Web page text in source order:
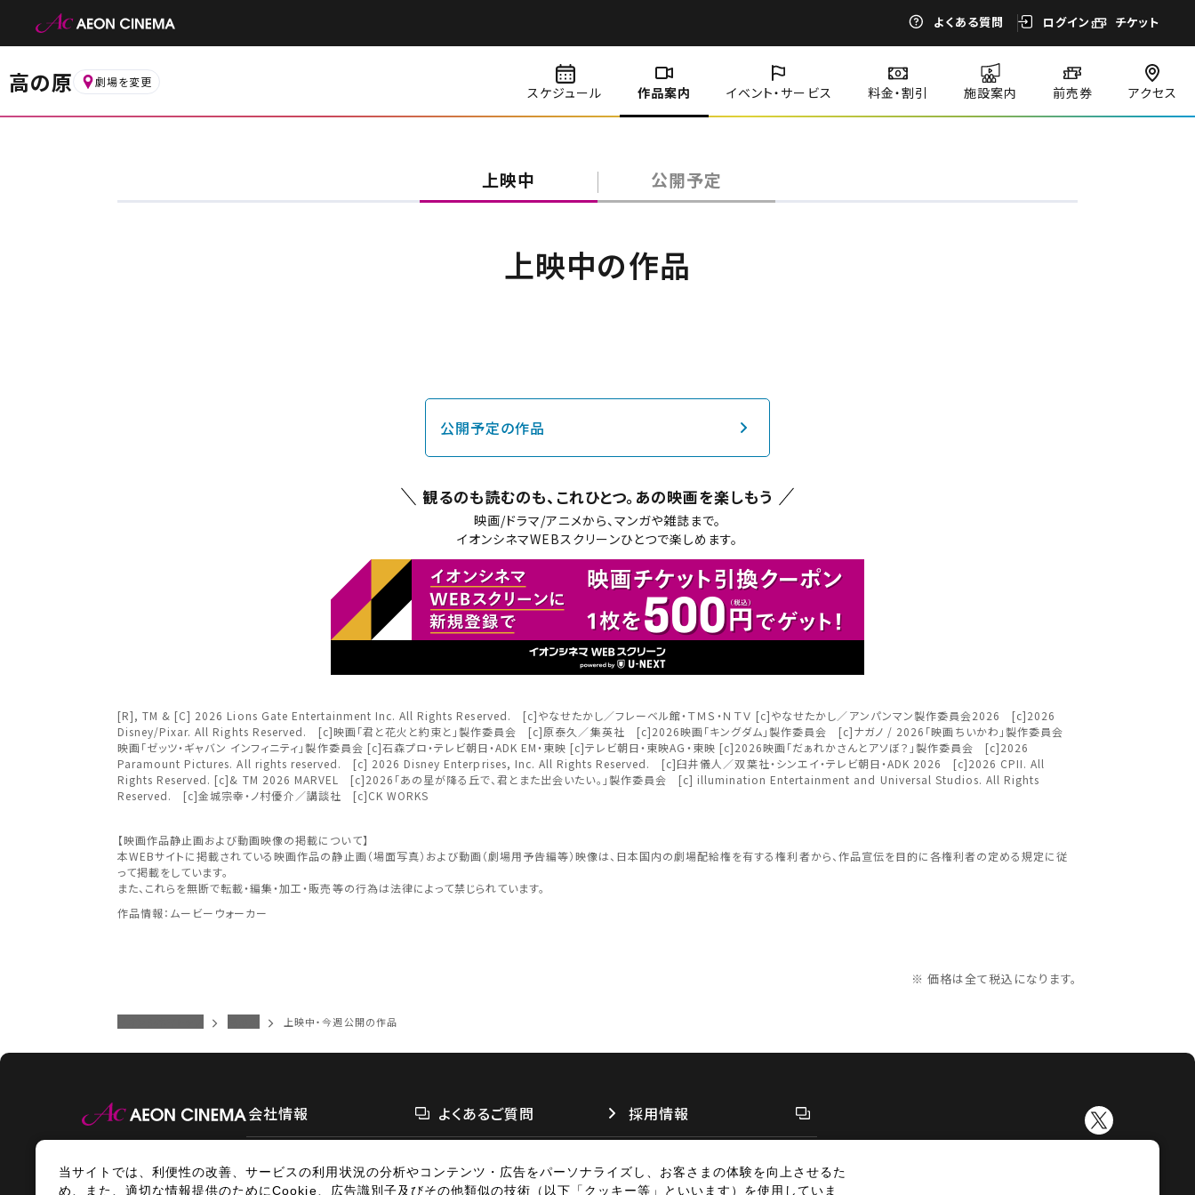
よくある質問 ログイン チケット
チケットの購入は下記リンクより、ご覧になりたい作品を選択しご購入ください。
上映スケジュールを確認する
その他の劇場を選ぶ
無料のワタシアターライト会員もあります。
予約を確認・変更する
チケットの予約状況の確認及び予約を変更したい場合は、下記リンクよりご確認ください。
高の原 劇場を変更
スケジュール 作品案内 イベント・ サービス 料金・割引 施設案内 前売券 アクセス
近畿
中国・四国
九州
関東
中部
近畿
閉じる
上映中 公開予定
上映中の作品
公開予定の作品
観るのも読むのも、これひとつ。 あの映画を楽しもう
映画/ドラマ/アニメから、マンガや雑誌まで。
イオンシネマWEBスクリーンひとつで楽しめます。
[R], TM & [C] 2026 Lions Gate Entertainment Inc. All Rights Reserved. [c]やなせたかし／フレーベル館・ＴＭＳ・ＮＴＶ [c]やなせたかし／アンパンマン製作委員会2026 [c]2026
Disney/Pixar. All Rights Reserved. [c]映画「君と花火と約束と」製作委員会 [c]原泰久／集英社 [c]2026映画「キングダム」製作委員会 [c]ナガノ / 2026「映画ちいかわ」製作委員会
映画「ゼッツ・ギャバン インフィニティ」製作委員会 [c]石森プロ・テレビ朝日・ADK EM・東映 [c]テレビ朝日・東映AG・東映 [c]2026映画「だぁれかさんとアソぼ？」製作委員会 [c]2026
Paramount Pictures. All rights reserved. [c] 2026 Disney Enterprises, Inc. All Rights Reserved. [c]臼井儀人／双葉社・シンエイ・テレビ朝日・ADK 2026 [c]2026 CPII. All
Rights Reserved. [c]& TM 2026 MARVEL [c]2026「あの星が降る丘で、君とまた出会いたい。」製作委員会 [c] illumination Entertainment and Universal Studios. All Rights
Reserved. [c]金城宗幸・ノ村優介／講談社 [c]CK WORKS
【映画作品静止画および動画映像の掲載について】
本WEBサイトに掲載されている映画作品の静止画（場面写真）および動画（劇場用予告編等）映像は、日本国内の劇場配給権を有する権利者から、作品宣伝を目的に各権利者の定める規定に従
って掲載をしています。
また、これらを無断で転載・編集・加工・販売等の行為は法律によって禁じられています。
作品情報：ムービーウォーカー
※ 価格は全て税込になります。
上映中・今週公開の作品
会社情報 よくあるご質問 採用情報
情報セキュリティ サイトポリシー個人情報の取扱い お問い合わせ広告掲載 特定商取引法に基づく表示サイトマップ
劇場を変更しますか？
劇場を変更すると、STEP2以降で選択いただいた情報は解除されます。
変更しないで続ける
変更する
閉じる
上映日を変更しますか？
上映日を変更すると、STEP3以降で選択いただいた情報は解除されます。
変更しないで続ける
変更する
閉じる
みたい機能のご利用にはワタシアター会員へのご登録が必要です。
ワタシアター会員へのログイン・ご登録はこちら
閉じる
当サイトでは、利便性の改善、サービスの利用状況の分析やコンテンツ・広告をパーソナライズし、お客さまの体験を向上させるた
め、また、適切な情報提供のためにCookie、広告識別子及びその他類似の技術（以下「クッキー等」といいます）を使用していま